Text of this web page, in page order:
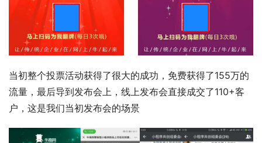
当初整个投票活动获得了很大的成功，免费获得了155万的
流量，最后导到发布会上，线上发布会直接成交了110+客
户，这是我们当初发布会的场景